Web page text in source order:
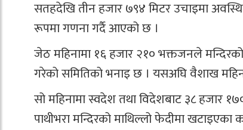
सतहदेखि तीन हजार ७९४ मिटर उचाइमा
रूपमा गणना गर्दै आएको छ ।
जेठ महिनामा १६ हजार २१० भक्तजनले
गरेको समितिको भनाइ छ । यसअघि वैशाख
सो महिनामा स्वदेश तथा विदेशबाट ३८ हजार
पाथीभरा मन्दिरको माथिल्लो फेदीमा